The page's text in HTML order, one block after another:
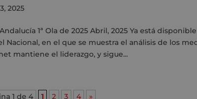
2025
1ª Ola de 2025 Abril, 2025 Ya está
Nacional, en el que se muestra el análisis de los
mantiene el liderazgo, y sigue...
1 de 4 1 2 3 4 »